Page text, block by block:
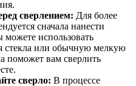
сверлением: Для более
сначала нанести
использовать
стекла или обычную мелкую
поможет вам сверлить
сверло: В процессе